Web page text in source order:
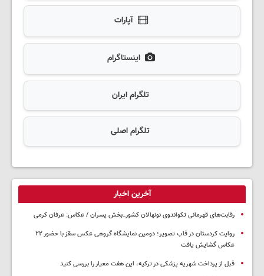
آپارات
اینستاگرام
تلگرام ایران
تلگرام اصلی
آخرین اخبار
رقابت‌های قهرمانی تکواندوی نونهالان کشور_بخش پسران / عکاس: عرفان کرمی
روایت کردستان در قاب تصویر؛ دومین نمایشگاه گروهی عکس سقز با حضور ۲۲
عکاس گشایش یافت
قبل از پرداخت شهریه پزشکی در ترکیه، این هفت معیار را بررسی کنید